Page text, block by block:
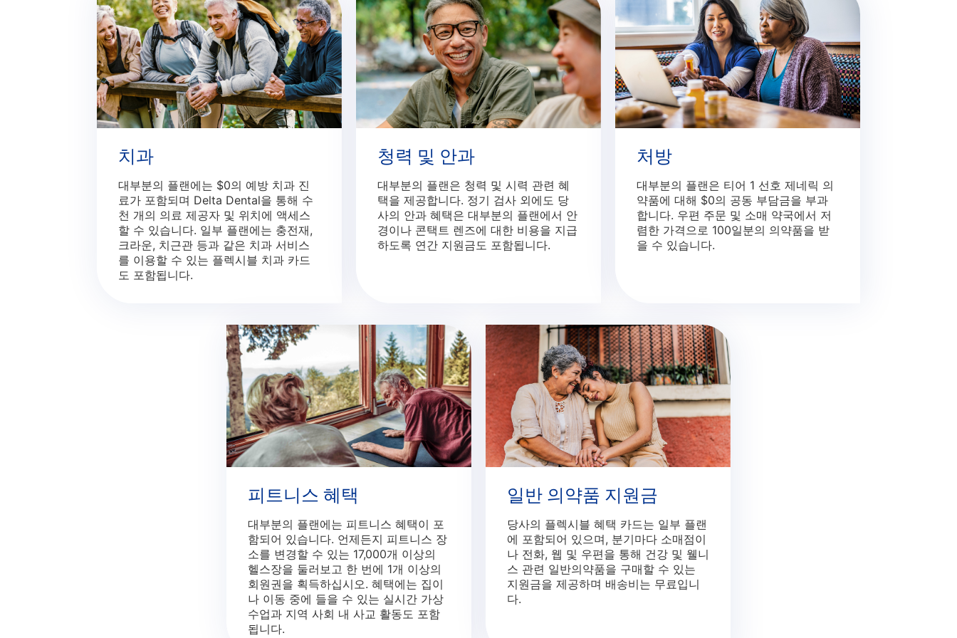
치과
대부분의 플랜에는 $0의 예방 치과 진
료가 포함되며 Delta Dental을 통해 수
천 개의 의료 제공자 및 위치에 액세스
할 수 있습니다. 일부 플랜에는 충전재,
크라운, 치근관 등과 같은 치과 서비스
를 이용할 수 있는 플렉시블 치과 카드
도 포함됩니다.
청력 및 안과
대부분의 플랜은 청력 및 시력 관련 혜
택을 제공합니다. 정기 검사 외에도 당
사의 안과 혜택은 대부분의 플랜에서 안
경이나 콘택트 렌즈에 대한 비용을 지급
하도록 연간 지원금도 포함됩니다.
처방
대부분의 플랜은 티어 1 선호 제네릭 의
약품에 대해 $0의 공동 부담금을 부과
합니다. 우편 주문 및 소매 약국에서 저
렴한 가격으로 100일분의 의약품을 받
을 수 있습니다.
피트니스 혜택
대부분의 플랜에는 피트니스 혜택이 포
함되어 있습니다. 언제든지 피트니스 장
소를 변경할 수 있는 17,000개 이상의
헬스장을 둘러보고 한 번에 1개 이상의
회원권을 획득하십시오. 혜택에는 집이
나 이동 중에 들을 수 있는 실시간 가상
수업과 지역 사회 내 사교 활동도 포함
됩니다.
일반 의약품 지원금
당사의 플렉시블 혜택 카드는 일부 플랜
에 포함되어 있으며, 분기마다 소매점이
나 전화, 웹 및 우편을 통해 건강 및 웰니
스 관련 일반의약품을 구매할 수 있는
지원금을 제공하며 배송비는 무료입니
다.